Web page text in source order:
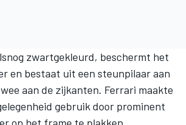
zwartgekleurd, beschermt het
en bestaat uit een steunpilaar aan
aan de zijkanten. Ferrari maakte
gebruik door prominent